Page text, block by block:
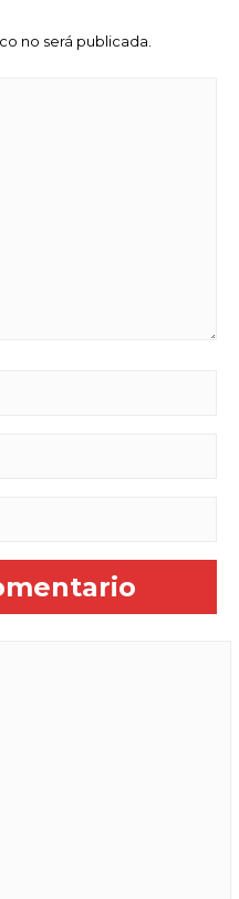
no será publicada.